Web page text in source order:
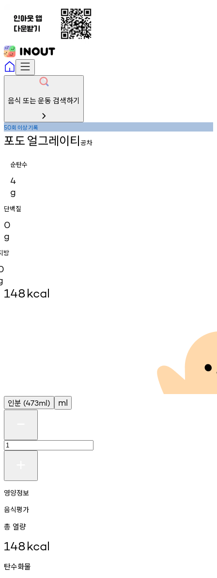
음식 또는 운동 검색하기
50회 이상기록
포도얼그레이티공차
순탄수
4
g
단백질
0
g
방
148kcal
인분 (473ml) ml
영양정보
음식평가
총 열량
148kcal
탄수화물